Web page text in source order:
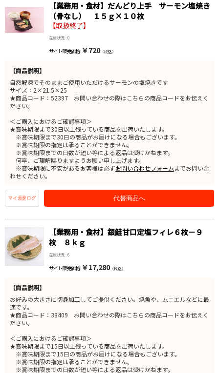
【業務用・食材】だんどり上手 サーモン塩焼き
（骨なし） １５ｇ×１０枚
【取扱終了】
在庫状況 : 0
サイト販売価格 : ￥720（税込）
【商品説明】
自然解凍でそのままご使用いただけるサーモンの塩焼きです
サイズ：2×21.5×25
★商品コード：52397 お問い合わせの際はこちらの商品コードをお伝えく
ださい。
＜ご購入におけるご確認事項＞
★賞味期限まで30日以上残っている商品を出荷いたします。
※賞味期限まで30日の商品がお届けになる場合もございます。
※賞味期限の指定は承ることができません。
※賞味期限までの日数が短い等による返品は受けかねます。
何卒、ご理解賜りますようお願い申し上げます。
※賞味期限に不安があるお客様は必ずお問い合わせフォームまでお問い合
わせください。
代替商品へ
【業務用・食材】銀鮭甘口定塩フィレ６枚－９
枚 ８ｋｇ
在庫状況 : 6
サイト販売価格 : ￥17,280（税込）
【商品説明】
お好みの大きさに切身加工してご提供ください。焼魚や、ムニエルなどに最
適です。
★商品コード：38409 お問い合わせの際はこちらの商品コードをお伝えく
ださい。
＜ご購入におけるご確認事項＞
★賞味期限まで15日以上残っている商品を出荷いたします。
※賞味期限まで15日の商品がお届けになる場合もございます。
※賞味期限の指定は承ることができません。
※賞味期限までの日数が短い等による返品は受けかねます。